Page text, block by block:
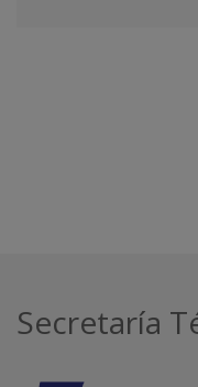
Secretaría